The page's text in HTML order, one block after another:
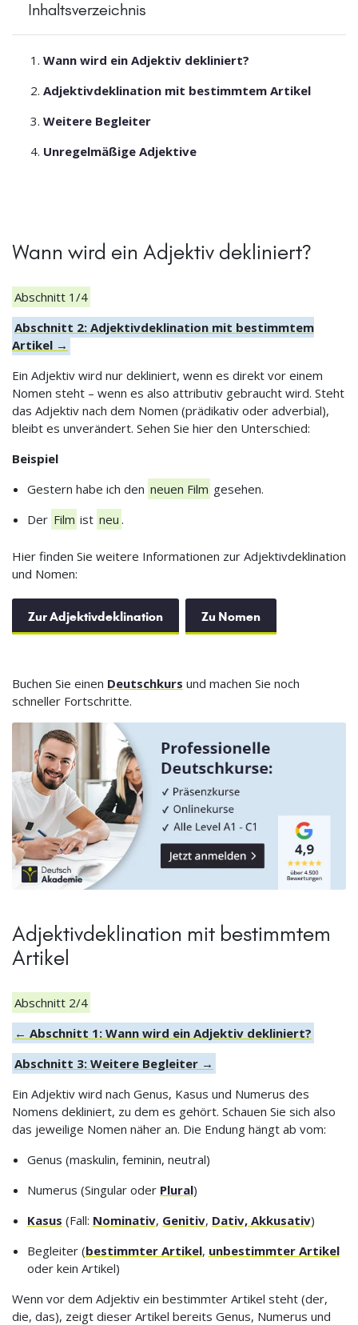
Inhaltsverzeichnis
Wann wird ein Adjektiv dekliniert?
Adjektivdeklination mit bestimmtem Artikel
Weitere Begleiter
Unregelmäßige Adjektive
Wann wird ein Adjektiv dekliniert?
Abschnitt 1/4
Abschnitt 2: Adjektivdeklination mit bestimmtem
Artikel →
Ein Adjektiv wird nur dekliniert, wenn es direkt vor einem
Nomen steht – wenn es also attributiv gebraucht wird. Steht
das Adjektiv nach dem Nomen (prädikativ oder adverbial),
bleibt es unverändert. Sehen Sie hier den Unterschied:
Beispiel
Gestern habe ich den neuen Film gesehen.
Der Film ist neu .
Hier finden Sie weitere Informationen zur Adjektivdeklination
und Nomen:
Zur Adjektivdeklination Zu Nomen
Buchen Sie einen Deutschkurs und machen Sie noch
schneller Fortschritte.
Adjektivdeklination mit bestimmtem
Artikel
Abschnitt 2/4
← Abschnitt 1: Wann wird ein Adjektiv dekliniert?
Abschnitt 3: Weitere Begleiter →
Ein Adjektiv wird nach Genus, Kasus und Numerus des
Nomens dekliniert, zu dem es gehört. Schauen Sie sich also
das jeweilige Nomen näher an. Die Endung hängt ab vom:
Genus (maskulin, feminin, neutral)
Numerus (Singular oder Plural)
Kasus (Fall: Nominativ, Genitiv, Dativ, Akkusativ)
Begleiter (bestimmter Artikel, unbestimmter Artikel
oder kein Artikel)
Wenn vor dem Adjektiv ein bestimmter Artikel steht (der,
die, das), zeigt dieser Artikel bereits Genus, Numerus und